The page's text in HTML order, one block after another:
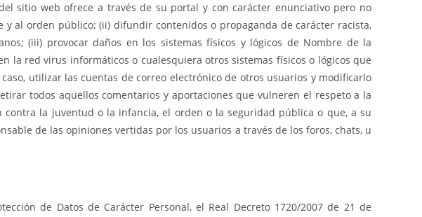
sitio web ofrece a través de su portal y con carácter enunciativo pero no
al orden público; (ii) difundir contenidos o propaganda de carácter racista,
(iii) provocar daños en los sistemas físicos y lógicos de Nombre de la
la red virus informáticos o cualesquiera otros sistemas físicos o lógicos que
utilizar las cuentas de correo electrónico de otros usuarios y modificarlo
todos aquellos comentarios y aportaciones que vulneren el respeto a la
la juventud o la infancia, el orden o la seguridad pública o que, a su
de las opiniones vertidas por los usuarios a través de los foros, chats, u
de Datos de Carácter Personal, el Real Decreto 1720/2007 de 21 de